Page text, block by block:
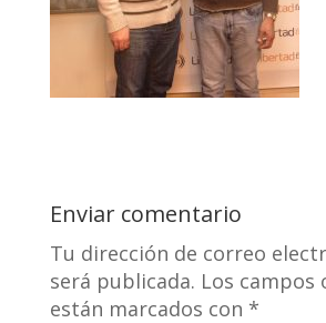
Enviar comentario
Tu dirección de correo
será publicada. Los
están marcados con *